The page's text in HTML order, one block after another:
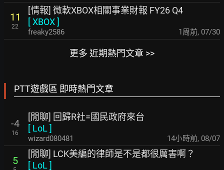
11
22
[情報] 微軟XBOX相關事業財報 FY26 Q4
[XBOX]
freaky2586 1周前, 07/30
更多 近期熱門文章 >>
PTT遊戲區 即時熱門文章
-4
16
[閒聊] 回歸R社=國民政府來台
[ LoL ]
wizard080481 14小時前, 08/07
5
[閒聊] LCK美編的律師是不是都很厲害啊？
[ LoL ]